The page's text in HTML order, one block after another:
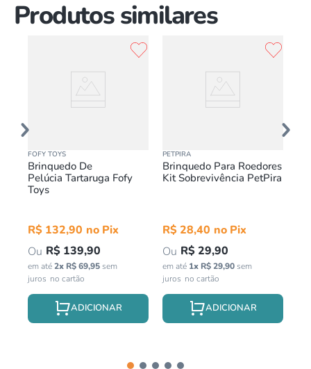
Produtos similares
FOFY TOYS
Brinquedo De
Pelúcia Tartaruga Fofy
Toys
R$ 132,90
R$ 139,90
em até2x R$69,95sem
juros
PETPIRA
Brinquedo Para Roedores
Kit Sobrevivência PetPira
R$28,40
R$29,90
em até 1x R$29,90sem
juros